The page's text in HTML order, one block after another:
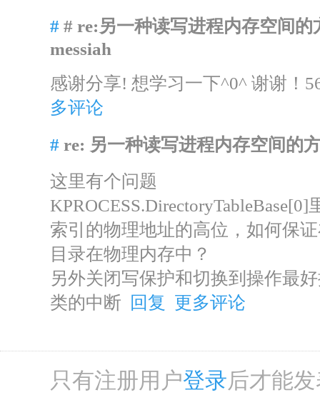
# # re:另一种读写进程内存空间
messiah
感谢分享! 想学习一下^0^ 谢谢！
多评论
# re: 另一种读写进程内存空间的
这里有个问题
索引的物理地址的高位，如何保
目录在物理内存中？
另外关闭写保护和切换到操作最
类的中断
回复 更多评论
只有注册用户登录后才能